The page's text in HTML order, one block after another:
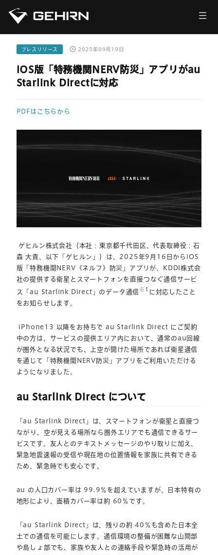
ニュース
プレスリリース 2025年09月19日
iOS版「特務機関NERV防災」アプリがau
Starlink Directに対応
PDFはこちらから
ゲヒルン株式会社（本社：東京都千代田区、代表取締役：石
森 大貴、以下「ゲヒルン」）は、2025年9月16日からiOS
版「特務機関NERV《ネルフ》防災」アプリが、KDDI株式会
社の提供する衛星とスマートフォンを直接つなぐ通信サービ
ス「au Starlink Direct」のデータ通信※1 に対応したこと
をお知らせします。
iPhone13 以降をお持ちで au Starlink Direct にご契約
中の方は、サービスの提供エリア内において、通常のau回線
が圏外となる状況でも、上空が開けた場所であれば衛星通信
を通じて「特務機関NERV防災」アプリをご利用いただける
ようになりました。
au Starlink Direct について
「au Starlink Direct」は、スマートフォンが衛星と直接つ
ながり、空が見える場所なら圏外エリアでも通信できるサー
ビスです。友人とのテキストメッセージのやり取りに加え、
緊急地震速報の受信や現在地の位置情報を家族に共有できる
ため、緊急時でも安心です。
au の人口カバー率は 99.9％を超えていますが、日本特有の
地形により、面積カバー率は約 60％です。
「au Starlink Direct」は、残りの約 40％も含めた日本全
土での通信を可能にします。通信環境の整備が困難な山間部
や島しょ部でも、家族や友人との連絡手段や緊急時の活用が